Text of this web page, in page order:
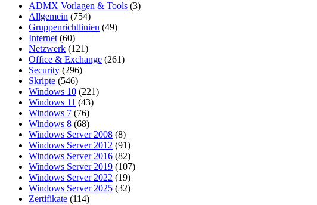
ADMX Vorlagen & Tools (3)
Allgemein (754)
Gruppenrichtlinien (49)
Internet (60)
Netzwerk (121)
Office & Exchange (261)
Security (296)
Skripte (546)
Windows 10 (221)
Windows 11 (43)
Windows 7 (76)
Windows 8 (68)
Windows Server 2008 (8)
Windows Server 2012 (91)
Windows Server 2016 (82)
Windows Server 2019 (107)
Windows Server 2022 (19)
Windows Server 2025 (32)
Zertifikate (114)